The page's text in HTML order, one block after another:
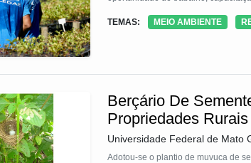
cuidar destas mudas até que as
remunerar os apenados em
ambientalmente conscientes
sucedida na sociedade. O Projeto
reabilitação de apenados, a
pessoas quanto para o meio
TEMAS: MEIO AMBIENTE
Berçário De
Propriedades Rurais
Universidade Federal de Mato
Adotou-se o plantio de muvuca de